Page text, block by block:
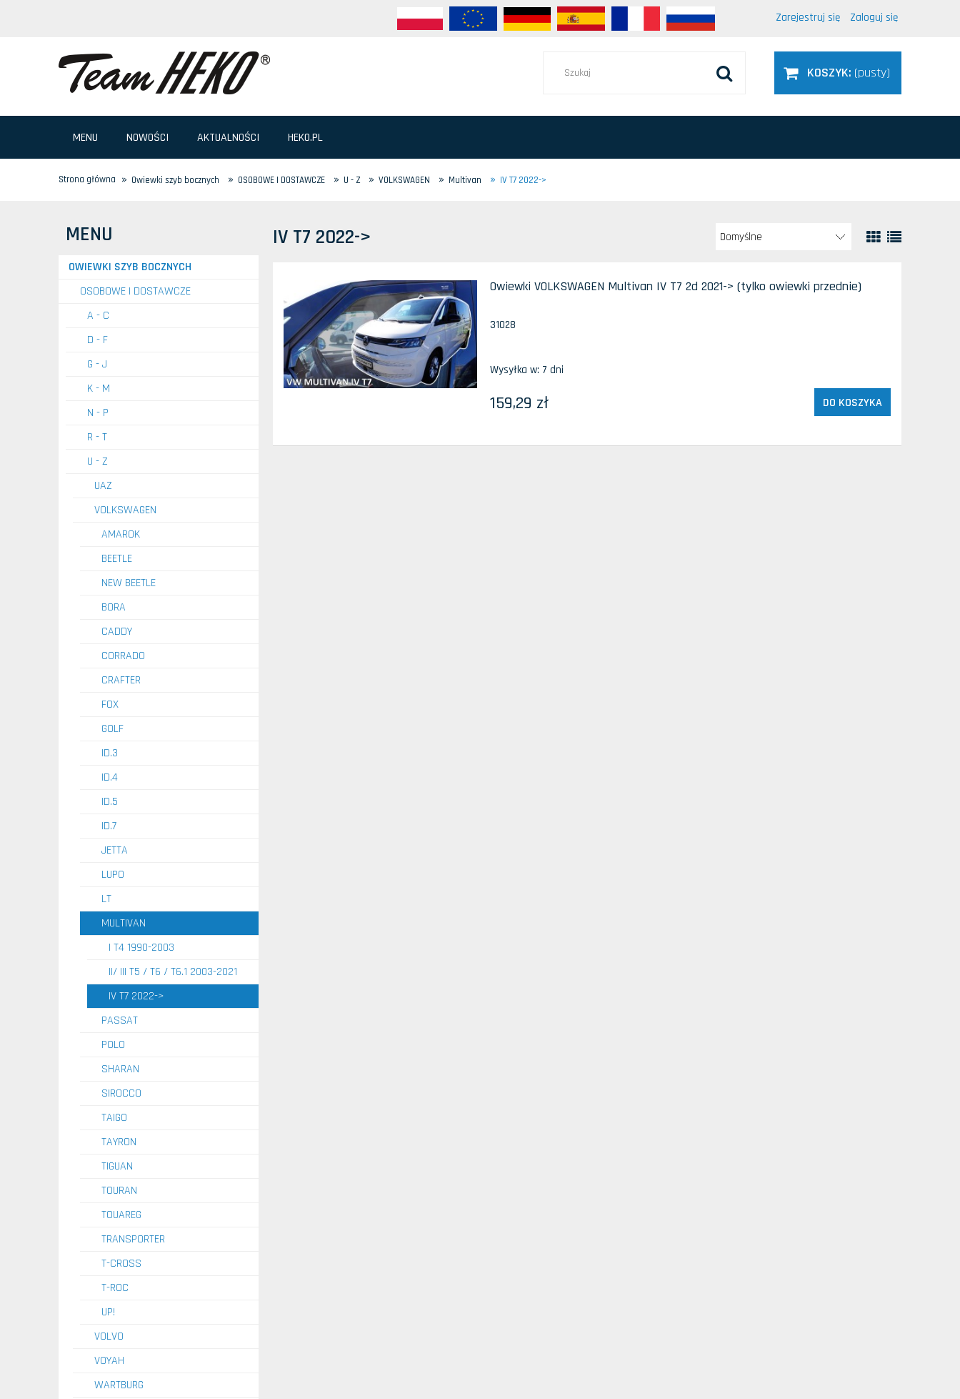
Zarejestruj się Zaloguj się
KOSZYK: (pusty)
MENU NOWOŚCI AKTUALNOŚCI HEKO.PL
Strona główna » Owiewki szyb bocznych » OSOBOWE I DOSTAWCZE » U - Z » VOLKSWAGEN » Multivan » IV T7 2022->
MENU
OWIEWKI SZYB BOCZNYCH
OSOBOWE I DOSTAWCZE
A - C
D - F
G - J
K - M
N - P
R - T
U - Z
UAZ
VOLKSWAGEN
AMAROK
BEETLE
NEW BEETLE
BORA
CADDY
CORRADO
CRAFTER
FOX
GOLF
ID.3
ID.4
ID.5
ID.7
JETTA
LUPO
LT
MULTIVAN
I T4 1990-2003
II/ III T5 / T6 / T6.1 2003-2021
IV T7 2022->
PASSAT
POLO
SHARAN
SIROCCO
TAIGO
TAYRON
TIGUAN
TOURAN
TOUAREG
TRANSPORTER
T-CROSS
T-ROC
UP!
VOLVO
VOYAH
WARTBURG
IV T7 2022->
Owiewki VOLKSWAGEN Multivan IV T7 2d 2021-> (tylko owiewki przednie)
31028
Wysyłka w: 7 dni
159,29 zł DO KOSZYKA